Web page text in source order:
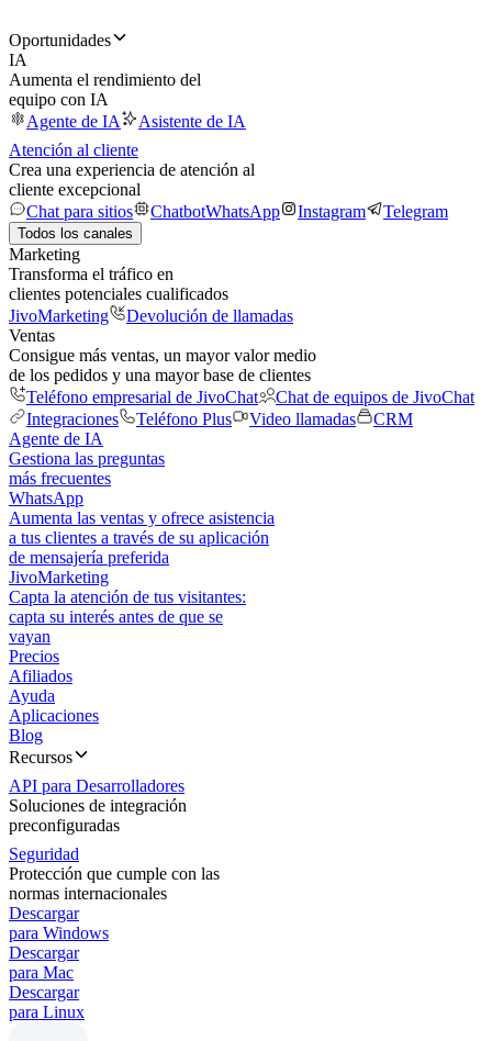
Oportunidades
IA
Aumenta el rendimiento del
equipo con IA
Agente de IA
Asistente de IA
Atención al cliente
Crea una experiencia de atención al
cliente excepcional
Chat para sitios
ChatbotWhatsApp Instagram Telegram
Todos los canales
Marketing
Transforma el tráfico en
clientes potenciales cualificados
JivoMarketing
Devolución de llamadas
Ventas
Consigue más ventas, un mayor valor medio
de los pedidos y una mayor base de clientes
Teléfono empresarial de JivoChat
Chat de equipos de JivoChat
Integraciones
Teléfono Plus Video llamadas
CRM
Agente de IA
Gestiona las preguntas
más frecuentes
WhatsApp
Aumenta las ventas y ofrece asistencia
a tus clientes a través de su aplicación
de mensajería preferida
JivoMarketing
Capta la atención de tus visitantes:
capta su interés antes de que se
vayan
Precios
Afiliados
Ayuda
Aplicaciones
Blog
Recursos
API para Desarrolladores
Soluciones de integración
preconfiguradas
Seguridad
Protección que cumple con las
normas internacionales
Descargar
para Windows
Descargar
para Mac
Descargar
para Linux